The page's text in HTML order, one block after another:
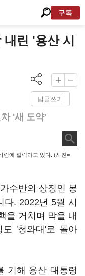
구독
린 '용산 시
답글쓰기
'새 도약'
람에 펄럭이고 있다. (사진=
수반의 상징인 봉
. 2022년 5월 시
을 거치며 막을 내
'청와대'로 돌아
기해 용산 대통령